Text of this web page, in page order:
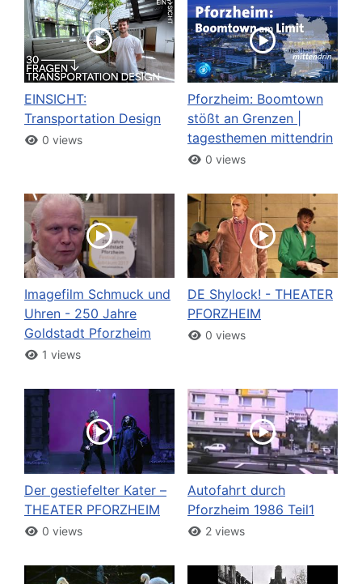
EINSICHT:
Transportation Design
0 views
Pforzheim: Boomtown
stößt an Grenzen |
tagesthemen mittendrin
0 views
Imagefilm Schmuck und
Uhren - 250 Jahre
Goldstadt Pforzheim
1 views
DE Shylock! - THEATER
PFORZHEIM
0 views
Der gestiefelter Kater –
THEATER PFORZHEIM
0 views
Autofahrt durch
Pforzheim 1986 Teil1
2 views